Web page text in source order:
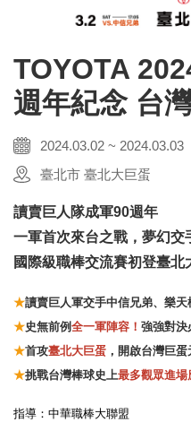
TOYOTA
週年紀念 台
2024.03.02 ~ 2024.03.03
臺北市 臺北大巨蛋
讀賣巨人隊成軍90週年
一軍首次來台之戰，夢幻交
國際級職棒交流賽初登臺北
★讀賣巨人軍交手中信兄弟、樂天
★史無前例全一軍陣容！ 強強對決
★首攻臺北大巨蛋 ，開啟台灣巨蛋
★挑戰台灣棒球史上最多觀眾進場
指導：中華職棒大聯盟